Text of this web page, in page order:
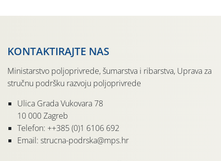
KONTAKTIRAJTE NAS
Ministarstvo poljoprivrede, šumarstva i ribarstva, Uprava za
stručnu podršku razvoju poljoprivrede
Ulica Grada Vukovara 78
10 000 Zagreb
Telefon: ++385 (0)1 6106 692
Email: strucna-podrska@mps.hr